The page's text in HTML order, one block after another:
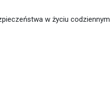
w życiu codziennym.